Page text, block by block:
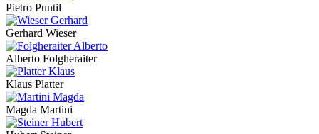
Pietro Puntil
Gerhard Wieser
Alberto Folgheraiter
Klaus Platter
Magda Martini